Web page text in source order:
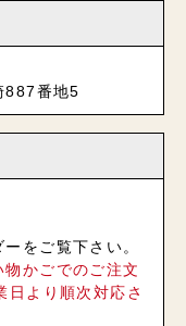
887番地5
をご覧下さい。
かごでのご注文
日より順次対応さ